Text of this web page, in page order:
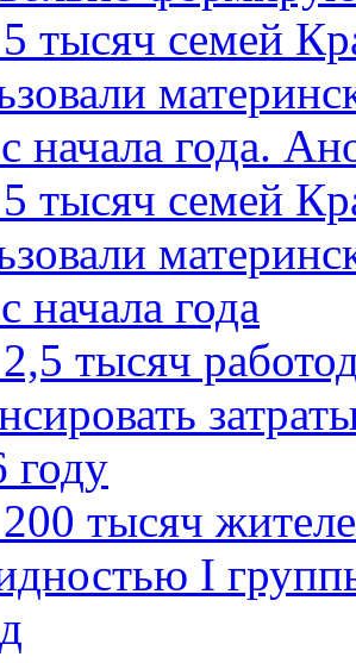
тысяч семей
начала года.
тысяч семей
начала года
тысяч
году
тысяч
I